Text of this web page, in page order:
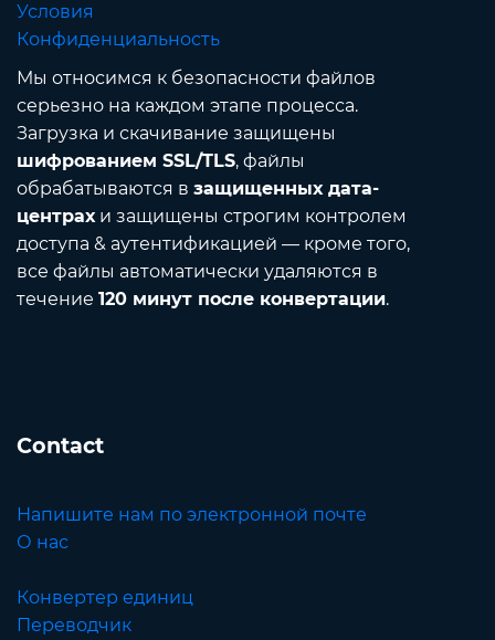
Условия
Конфиденциальность
Мы относимся к безопасности файлов
серьезно на каждом этапе процесса.
Загрузка и скачивание защищены
шифрованием SSL/TLS, файлы
обрабатываются в защищенных дата-
центрахи защищены строгим контролем
доступа & аутентификацией — кроме того,
все файлы автоматически удаляются в
течение 120 минут после конвертации.
Contact
Напишите нам по электронной почте
О нас
Конвертер единиц
Переводчик